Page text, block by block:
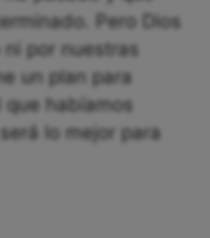
Pero Dios
por nuestras
un plan para
habíamos
lo mejor para